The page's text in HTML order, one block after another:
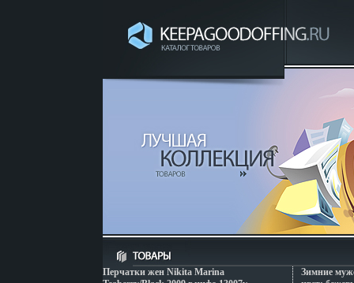
Перчатки жен Nikita Marina
Зимние